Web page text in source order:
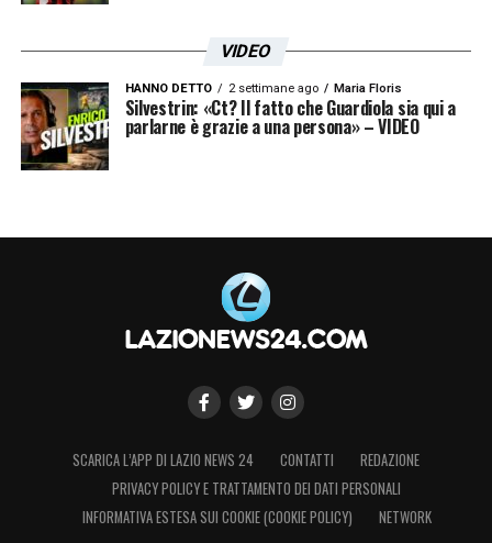
VIDEO
HANNO DETTO 2 settimane ago Maria Floris
Silvestrin: «Ct? Il fatto che Guardiola sia qui a
parlarne è grazie a una persona» – VIDEO
SCARICA L’APP DI LAZIO NEWS 24 CONTATTI
REDAZIONE
PRIVACY POLICY E TRATTAMENTO DEI DATI PERSONALI
INFORMATIVA ESTESA SUI COOKIE (COOKIE POLICY)
NETWORK